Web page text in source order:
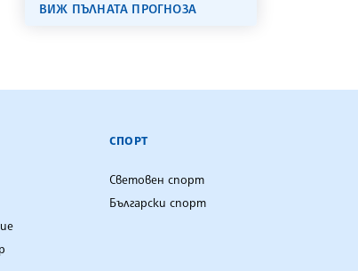
ВИЖ ПЪЛНАТА ПРОГНОЗА
СПОРТ
Световен спорт
Български спорт